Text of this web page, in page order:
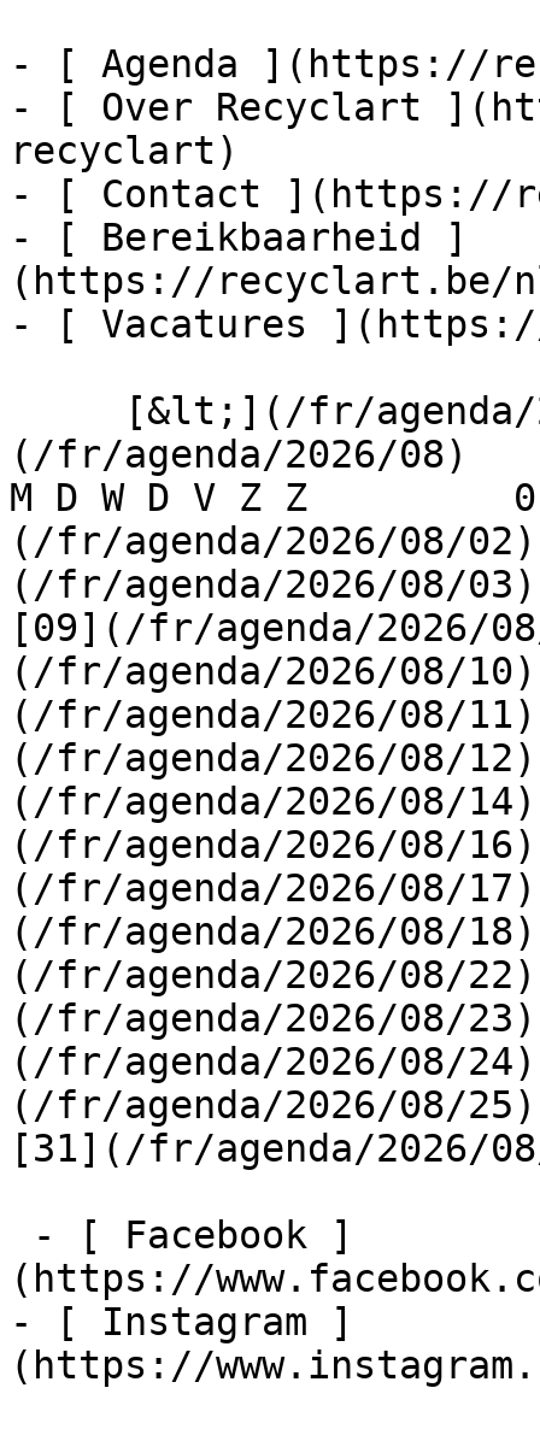
- [ Agenda ](https://
- [ Over Recyclart
recyclart)
- [ Contact ](https://
- [ Bereikbaarheid ]
(https://recyclart.be/
- [ Vacatures
(/fr/agenda/2026/08)
M D W D V Z Z
(/fr/agenda/2026/08/
(/fr/agenda/2026/08/
[09](/fr/agenda/2026/
(/fr/agenda/2026/08/
(/fr/agenda/2026/08/
(/fr/agenda/2026/08/
(/fr/agenda/2026/08/
(/fr/agenda/2026/08/
(/fr/agenda/2026/08/
(/fr/agenda/2026/08/
(/fr/agenda/2026/08/
(/fr/agenda/2026/08/
(/fr/agenda/2026/08/
(/fr/agenda/2026/08/
[31](/fr/agenda/
(https://
- [ Instagram ]
(https://